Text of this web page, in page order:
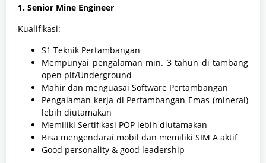
1. Senior Mine Engineer
Kualifikasi:
S1 Teknik Pertambangan
Mempunyai pengalaman min. 3 tahun di tambang
open pit/Underground
Mahir dan menguasai Software Pertambangan
Pengalaman kerja di Pertambangan Emas (mineral)
lebih diutamakan
Memiliki Sertifikasi POP lebih diutamakan
Bisa mengendarai mobil dan memiliki SIM A aktif
Good personality & good leadership